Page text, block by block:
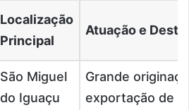
Localização
Principal
Atuação e
São Miguel
do Iguaçu
Grande
exportação de